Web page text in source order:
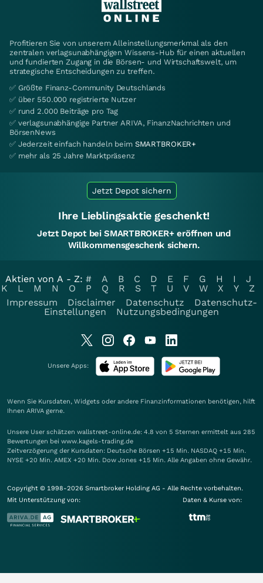
Profitieren Sie von unserem Alleinstellungsmerkmal als den
zentralen verlagsunabhängigen Wissens-Hub für einen aktuellen
und fundierten Zugang in die Börsen- und Wirtschaftswelt, um
strategische Entscheidungen zu treffen.
✅ Größte Finanz-Community Deutschlands
✅ über 550.000 registrierte Nutzer
✅ rund 2.000 Beiträge pro Tag
✅ verlagsunabhängige Partner ARIVA, FinanzNachrichten und
BörsenNews
✅ Jederzeit einfach handeln beim SMARTBROKER+
✅ mehr als 25 Jahre Marktpräsenz
Jetzt Depot sichern
Ihre Lieblingsaktie geschenkt!
Jetzt Depot bei SMARTBROKER+ eröffnen und
Willkommensgeschenk sichern.
Aktien von A - Z: # A B C D E F G H I
J
K
L M N O P Q R S T U V W X Y
Z
Impressum
Disclaimer Datenschutz
Datenschutz-
Einstellungen
Nutzungsbedingungen
Unsere Apps:
Wenn Sie Kursdaten, Widgets oder andere Finanzinformationen benötigen, hilft
Ihnen ARIVA gerne.
Unsere User schätzen wallstreet-online.de: 4.8 von 5 Sternen ermittelt aus 285
Bewertungen bei www.kagels-trading.de
Zeitverzögerung der Kursdaten: Deutsche Börsen +15 Min. NASDAQ +15 Min.
NYSE +20 Min. AMEX +20 Min. Dow Jones +15 Min. Alle Angaben ohne Gewähr.
Copyright © 1998-2026 Smartbroker Holding AG - Alle Rechte vorbehalten.
Mit Unterstützung von:
Daten & Kurse von: